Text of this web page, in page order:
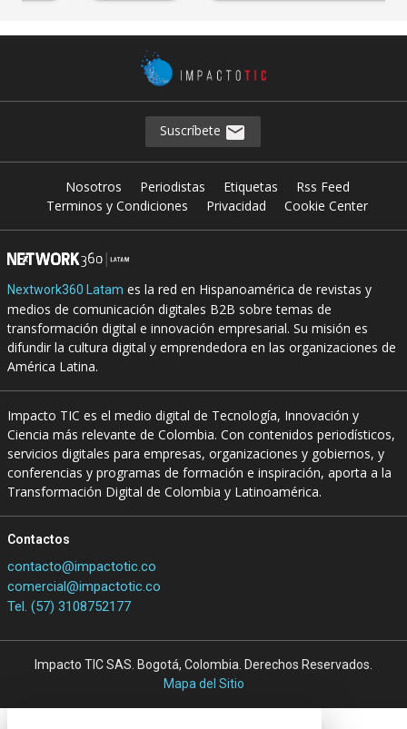
Suscríbete
Nosotros Periodistas Etiquetas
Rss Feed
Terminos y Condiciones
Privacidad Cookie Center
Nextwork360 Latam es la red en Hispanoamérica de revistas y
medios de comunicación digitales B2B sobre temas de
transformación digital e innovación empresarial. Su misión es
difundir la cultura digital y emprendedora en las organizaciones de
América Latina.
Impacto TIC es el medio digital de Tecnología, Innovación y
Ciencia más relevante de Colombia. Con contenidos periodísticos,
servicios digitales para empresas, organizaciones y gobiernos, y
conferencias y programas de formación e inspiración, aporta a la
Transformación Digital de Colombia y Latinoamérica.
Contactos
contacto@impactotic.co
comercial@impactotic.co
Tel. (57) 3108752177
Impacto TIC SAS. Bogotá, Colombia. Derechos Reservados.
Mapa del Sitio